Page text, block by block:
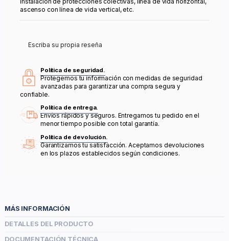
ascenso con línea de vida vertical, etc.
Escriba su propia reseña
Política de seguridad.
Protegemos tu información con medidas de seguridad
avanzadas para garantizar una compra segura y
confiable.
Política de entrega.
Envíos rápidos y seguros. Entregamos tu pedido en el
menor tiempo posible con total garantía.
Política de devolución.
Garantizamos tu satisfacción. Aceptamos devoluciones
en los plazos establecidos según condiciones.
MÁS INFORMACIÓN
DETALLES DEL PRODUCTO
DOCUMENTACIÓN TÉCNICA